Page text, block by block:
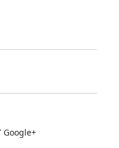
Google+